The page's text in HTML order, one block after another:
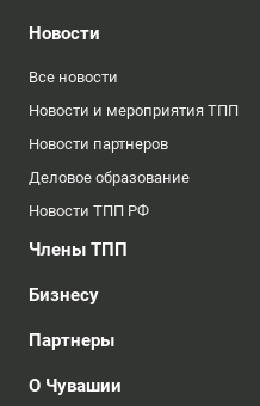
Новости
Все новости
Новости и мероприятия ТПП
Новости партнеров
Деловое образование
Новости ТПП РФ
Члены ТПП
Бизнесу
Партнеры
О Чувашии